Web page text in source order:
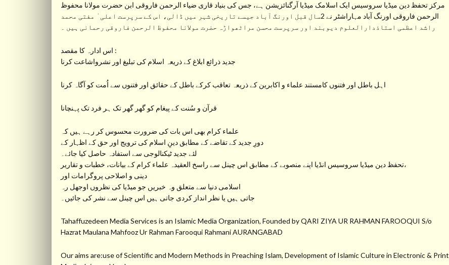
مرکز تحفظ دین میڈیا سروسیس ایک اسلامک میڈیا آرگنائزیشن ہے، جس کی بنیاد قاری ضیاء الرحمن فاروقی ابن حضرت مولانا محفوظ
الرحمن فاروقی اورنگ آباد مہاراشٹر نے 2سال قبل اورنگ آباد جیسے تاریخی شہر میں ڈالی، اس کے سرپرست اعلی ٰ مفتی محمد
راشد اعظمی استاذدارالعلوم دیوبند اور سرپرست محسن مراٹھواڑہ حضرت مولانا محفوظ الرحمن فاروقی رحمانی ہیں ۔
اس ادارہ کا مقصد :
جدید ذرائع ابلاغ کے ذریعہ اسلام کی تبلیغ اور نشرواشاعت کرنا
اہل باطل اور فتنوں کامستند علماء و اکابرین کے ذریعہ تعاقب کرکے باطل کے حقائق اور فتنوں سے اُمت کو آگاہ کرنا
قرآن و سُنت کے پیغام کو گھر گھر تک ہر فرد تک پہنچانا
علماء کرام بھی اس بات کی ضرورت محسوس کر رہے ہیں کہ
دورِ جدید کے تقاضے کے مطابق دینِ اسلام کی ترویج اور حق کے اظہار کے
لئے جدید ٹیکنالوجی سے استفادہ حاصل کیا جائے۔
تحفظ دین میڈیا سروسیس انڈیا اپنے منصوبے کے مطابق اس چینل سے راسخ العقیدہ علماء کرام کے بیانات، خطبات و تقاریر،
دینی و اصلاحی پروگرامات اور
اسلامی دنیا سے متعلق وہ خبریں جو میڈیا کی نظروں اوجھل رہ
جاتی ہیں یا نظر انداز کردی جاتی ہیں اس چینل سے نشر کی جائیں۔
Tahaffuzedeen Media Services is an Islamic Media Organization, Founded by QARI ZIYA UR RAHMAN FAROOQUI S/o
Hazrat Maulana Mahfooz Ur Rahman Farooqui Rahmani AURANGABAD
Our aims are:use of Scientific and Modern Methods in Preaching Islam, Development of Islamic Culture in Electronic & Print